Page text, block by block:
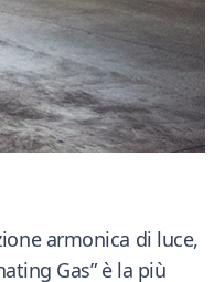
armonica di luce,
Gas” è la più